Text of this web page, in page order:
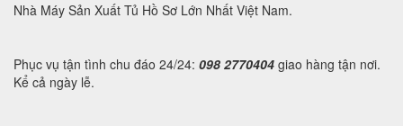
Nhà Máy Sản Xuất Tủ Hồ Sơ Lớn Nhất Việt Nam.
Phục vụ tận tình chu đáo 24/24: 098 2770404 giao hàng tận nơi.
Kể cả ngày lễ.